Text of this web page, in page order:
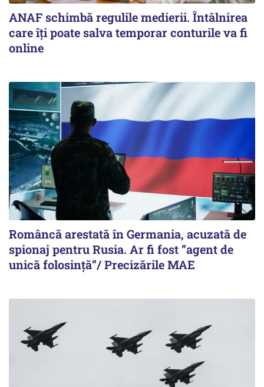
ANAF schimbă regulile medierii. Întâlnirea
care îți poate salva temporar conturile va fi
online
Româncă arestată în Germania, acuzată de
spionaj pentru Rusia. Ar fi fost ”agent de
unică folosință”/ Precizările MAE